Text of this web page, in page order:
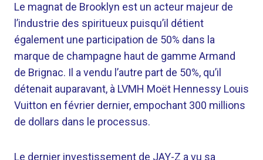
Le magnat de Brooklyn est un acteur majeur de
l’industrie des spiritueux puisqu’il détient
également une participation de 50% dans la
marque de champagne haut de gamme Armand
de Brignac. Il a vendu l’autre part de 50%, qu’il
détenait auparavant, à LVMH Moët Hennessy Louis
Vuitton en février dernier, empochant 300 millions
de dollars dans le processus.
Le dernier investissement de JAY-Z a vu sa